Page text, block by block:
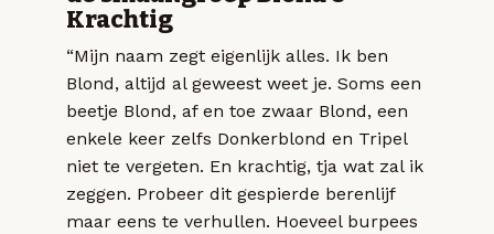
Krachtig
“Mijn naam zegt eigenlijk alles. Ik ben
Blond, altijd al geweest weet je. Soms een
beetje Blond, af en toe zwaar Blond, een
enkele keer zelfs Donkerblond en Tripel
niet te vergeten. En krachtig, tja wat zal ik
zeggen. Probeer dit gespierde berenlijf
maar eens te verhullen. Hoeveel burpees